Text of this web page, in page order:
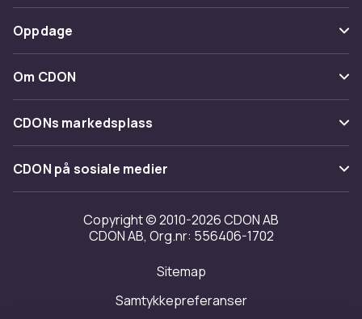
Spor pakke
Angre & returner her
Kontakt oss
Betaling
Levering
Tilbakekallinger
Oppdage
Kategorier
Varemerker
Om CDON
Om oss
Kundeanmeldelser
Jobbe på CDON
Investor relations
Tilgjengelighet
CDONs markedsplass
Merchant Help Center
CDON på sosiale medier
Copyright © 2010-2026 CDON AB
CDON AB, Org.nr: 556406-1702
Sitemap
Samtykkepreferanser